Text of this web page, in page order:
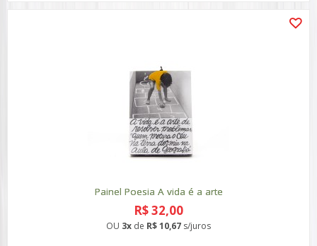
Painel Poesia A vida é a arte
R$ 32,00
OU 3x de R$ 10,67 s/juros